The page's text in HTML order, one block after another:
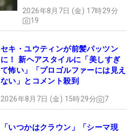
2026年8月7日 (金) 17時29分
19
セキ・ユウティンが前髪パッツン
に！ 新ヘアスタイルに「美しすぎ
て怖い」「プロゴルファーには見え
ない」とコメント殺到
2026年8月7日 (金) 15時29分 7
「いつかはクラウン」「シーマ現